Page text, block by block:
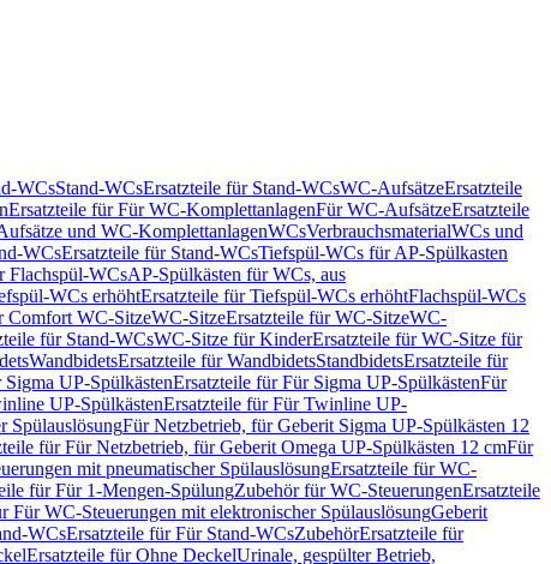
WCsStand-WCsErsatzteile für Stand-WCsWC-AufsätzeErsatzteile
Ersatzteile für Für WC-KomplettanlagenFür WC-AufsätzeErsatzteile
und WC-KomplettanlagenWCsVerbrauchsmaterialWCs und
WCsErsatzteile für Stand-WCsTiefspül-WCs für AP-Spülkasten
Flachspül-WCsAP-Spülkästen für WCs, aus
WCs erhöhtErsatzteile für Tiefspül-WCs erhöhtFlachspül-WCs
Comfort WC-SitzeWC-SitzeErsatzteile für WC-SitzeWC-
für Stand-WCsWC-Sitze für KinderErsatzteile für WC-Sitze für
WandbidetsErsatzteile für WandbidetsStandbidetsErsatzteile für
Sigma UP-SpülkästenErsatzteile für Für Sigma UP-SpülkästenFür
UP-SpülkästenErsatzteile für Für Twinline UP-
SpülauslösungFür Netzbetrieb, für Geberit Sigma UP-Spülkästen 12
für Für Netzbetrieb, für Geberit Omega UP-Spülkästen 12 cmFür
mit pneumatischer SpülauslösungErsatzteile für WC-
für Für 1-Mengen-SpülungZubehör für WC-SteuerungenErsatzteile
Für WC-Steuerungen mit elektronischer SpülauslösungGeberit
WCsErsatzteile für Für Stand-WCsZubehörErsatzteile für
Ersatzteile für Ohne DeckelUrinale, gespülter Betrieb,